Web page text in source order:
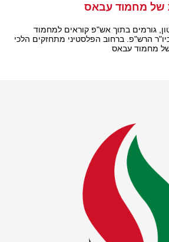
של מחמוד עבאס
גורמים בתוך אש"פ קוראים למחמוד
הרש"פ. ברחוב הפלסטיני מתחזקים הלכי
של מחמוד עבאס